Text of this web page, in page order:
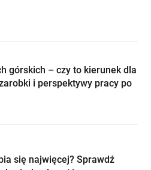
górskich – czy to kierunek dla
i perspektywy pracy po
się najwięcej? Sprawdź